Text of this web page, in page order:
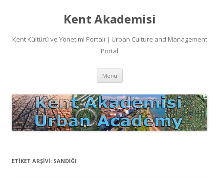
Kent Akademisi
Kent Kültürü ve Yönetimi Portalı | Urban Culture and Management
Portal
Menü İçeriğe
ETIKET ARŞIVI: SANDIĞI